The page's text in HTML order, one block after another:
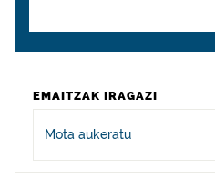
EMAITZAK IRAGAZI
Mota aukeratu